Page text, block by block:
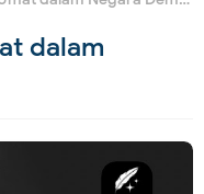
dalam